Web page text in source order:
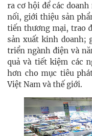
ra cơ hội để các
nối, giới thiệu sản
tiến thương mại, trao
sản xuất kinh doanh;
triển ngành điện và
quả và tiết kiệm các
hơn cho mục tiêu
Việt Nam và thế giới.